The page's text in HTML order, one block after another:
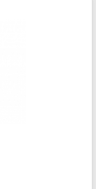
форму